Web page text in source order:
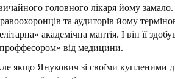
головного лікаря йому замало.
та аудиторів йому
академічна мантія. І він її
від медицини.
якщо Янукович зі своїми купленими